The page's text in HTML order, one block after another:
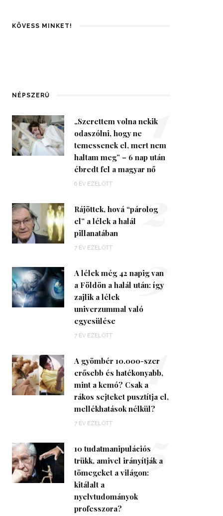
KÖVESS MINKET!
NÉPSZERŰ
„Szerettem volna nekik
odaszólni, hogy ne
temessenek el, mert nem
haltam meg” – 6 nap után
ébredt fel a magyar nő
6 ÉV EZELŐTT
1
Rájöttek, hová “párolog
el” a lélek a halál
pillanatában
7 ÉV EZELŐTT
2
A lélek még 42 napig van
a Földön a halál után: így
zajlik a lélek
univerzummal való
egyesülése
7 ÉV EZELŐTT
3
A gyömbér 10.000-szer
erősebb és hatékonyabb,
mint a kemó? Csak a
rákos sejteket pusztítja el,
mellékhatások nélkül?
7 ÉV EZELŐTT
4
10 tudatmanipulációs
trükk, amivel irányítják a
tömegeket a világon:
kitálalt a
nyelvtudományok
professzora?
5